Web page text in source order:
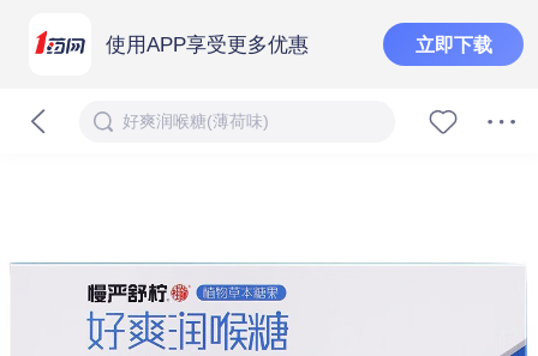
使用APP享受更多优惠 立即下载
好爽润喉糖(薄荷味)